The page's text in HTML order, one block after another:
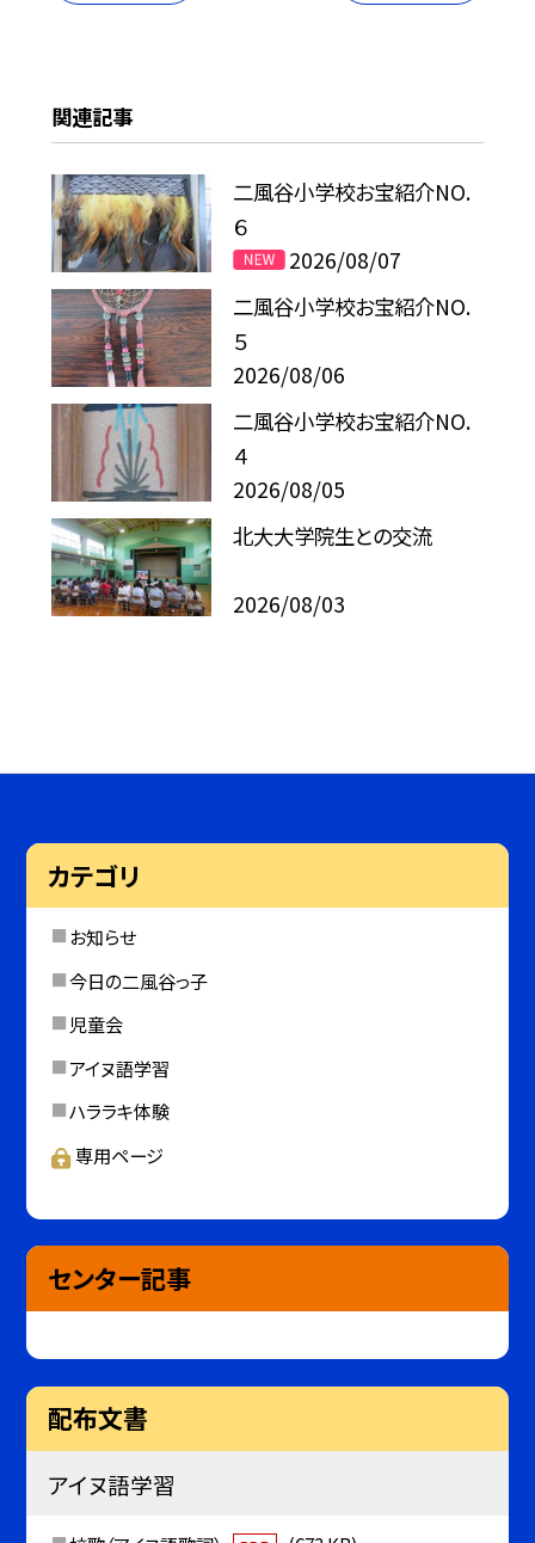
関連記事
二風谷小学校お宝紹介NO.
６
2026/08/07
二風谷小学校お宝紹介NO.
５
2026/08/06
二風谷小学校お宝紹介NO.
４
2026/08/05
北大大学院生との交流
2026/08/03
カテゴリ
お知らせ
今日の二風谷っ子
児童会
アイヌ語学習
ハララキ体験
専用ページ
センター記事
配布文書
アイヌ語学習